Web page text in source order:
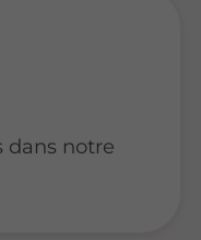
dans notre